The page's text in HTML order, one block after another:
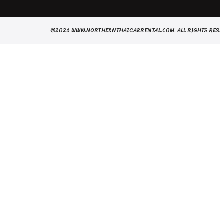
©2026 WWW.NORTHERNTHAICARRENTAL.COM. ALL RIGHTS